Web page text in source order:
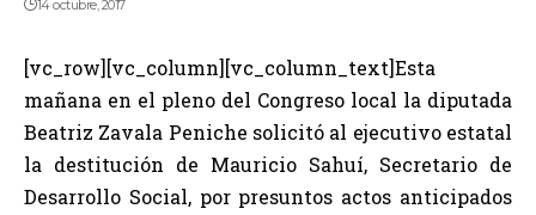
14 octubre, 2017
[vc_row][vc_column][vc_column_text]Esta
mañana en el pleno del Congreso local la diputada
Beatriz Zavala Peniche solicitó al ejecutivo estatal
la destitución de Mauricio Sahuí, Secretario de
Desarrollo Social, por presuntos actos anticipados